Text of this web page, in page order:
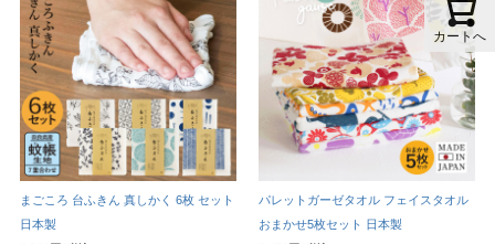
まごころ 台ふきん 真しかく 6枚 セット
日本製
パレットガーゼタオル フェイスタオル
おまかせ5枚セット 日本製
カートへ